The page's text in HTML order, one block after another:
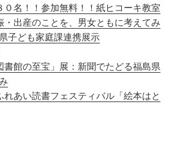
０名！！参加無料！！紙ヒコーキ教室
・出産のことを、男女ともに考えてみ
子ども家庭課連携展示
書館の至宝」展：新聞でたどる福島県
れあい読書フェスティバル「絵本はと